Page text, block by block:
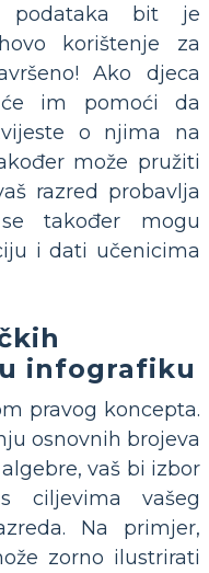
podataka bit je
korištenje za
Ako djeca
im pomoći da
o njima na
može pružiti
razred probavlja
također mogu
i dati učenicima
infografiku
pravog koncepta.
osnovnih brojeva
vaš bi izbor
vašeg
Na primjer,
zorno ilustrirati